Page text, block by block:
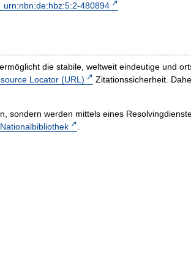
urn:nbn:de:hbz:5:2-480894
ermöglicht die stabile, weltweit eindeutige und
Locator (URL)
Zitationssicherheit.
sondern werden mittels eines
.